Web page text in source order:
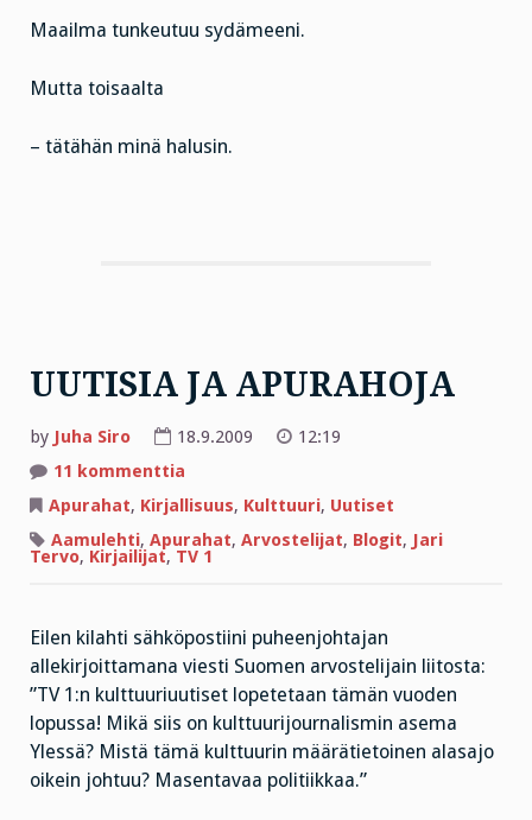
Maailma tunkeutuu sydämeeni.
Mutta toisaalta
– tätähän minä halusin.
UUTISIA JA APURAHOJA
by Juha Siro 18.9.2009
12:19
11 kommenttia
JA
APURAHOJA
Apurahat, Kirjallisuus, Kulttuuri, Uutiset
Aamulehti, Apurahat, Arvostelijat, Blogit, Jari
Tervo, Kirjailijat, TV 1
Eilen kilahti sähköpostiini puheenjohtajan
allekirjoittamana viesti Suomen arvostelijain liitosta:
”TV 1:n kulttuuriuutiset lopetetaan tämän vuoden
lopussa! Mikä siis on kulttuurijournalismin asema
Ylessä? Mistä tämä kulttuurin määrätietoinen alasajo
oikein johtuu? Masentavaa politiikkaa.”